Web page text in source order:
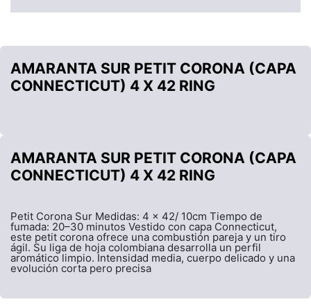
AMARANTA SUR PETIT CORONA (CAPA
CONNECTICUT) 4 X 42 RING
AMARANTA SUR PETIT CORONA (CAPA
CONNECTICUT) 4 X 42 RING
Petit Corona Sur Medidas: 4 x 42/ 10cm Tiempo de
fumada: 20–30 minutos Vestido con capa Connecticut,
este petit corona ofrece una combustión pareja y un tiro
ágil. Su liga de hoja colombiana desarrolla un perfil
aromático limpio. Intensidad media, cuerpo delicado y una
evolución corta pero precisa